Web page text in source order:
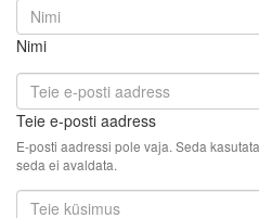
Nimi
Teie e-posti aadress
E-posti aadressi pole vaja. Seda
seda ei avaldata.